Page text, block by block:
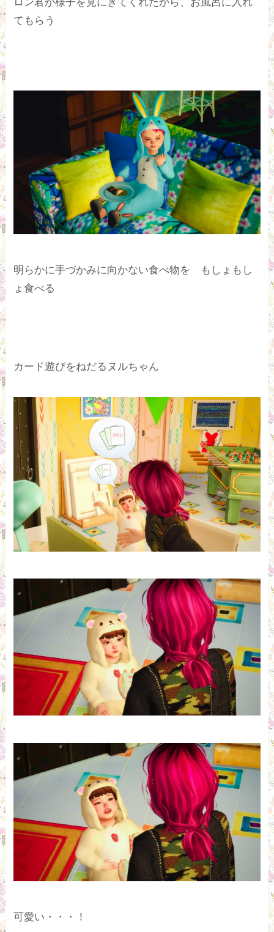
ロン君が様子を見にきてくれたから、お風呂に入れ
てもらう
明らかに手づかみに向かない食べ物を もしょもし
ょ食べる
カード遊びをねだるヌルちゃん
可愛い・・・！